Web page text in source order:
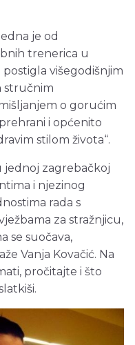
je od
trenerica u
postigla višegodišnjim
stručnim
o gorućim
i općenito
stilom života“.
jednoj zagrebačkoj
i njezinog
rada s
za stražnjicu,
se suočava,
Vanja Kovačić. Na
pročitajte i što